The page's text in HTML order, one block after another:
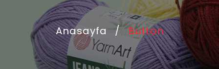
Anasayfa / Button